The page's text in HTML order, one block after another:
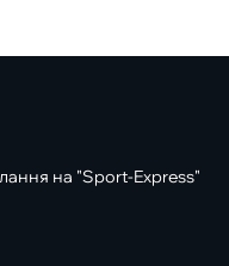
на "Sport-Express"